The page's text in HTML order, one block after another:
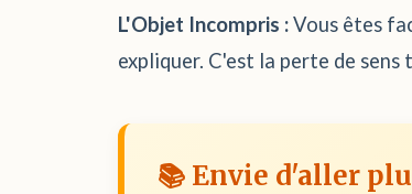
L'Objet Incompris :Vous êtes
expliquer. C'est la perte de
📚 Envie d'aller